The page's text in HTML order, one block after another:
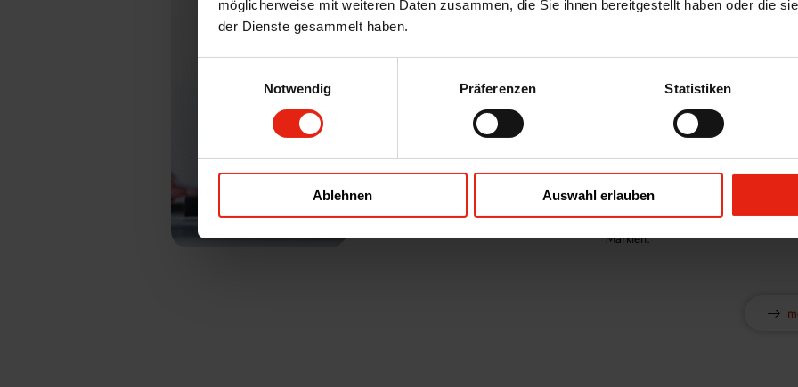
möglicherweise mit weiteren Daten zusammen, die Sie ihnen bereitgestellt haben oder die
der Dienste gesammelt haben.
Notwendig
Präferenzen Statistiken
Ablehnen Auswahl erlauben
Bereichen Qualitätsmanagement
Zulassungen wie dem CEP -
European Pharmacopoeia - oder
unserer Mitarbeiter punktet bei
Unser Qualitätsverständnis ist
überzeugen wir mit innovativen
Märkten.